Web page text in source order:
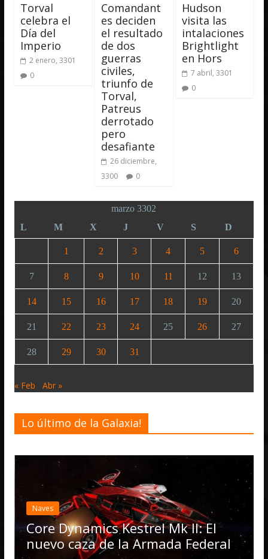
Torval
celebra el
Día del
Imperio
2 enero, 3301
0
Comandant
es deciden
el resultado
de dos
guerras
civiles,
triunfo de
Torval,
Patreus
derrotado
pero
desafiante
26 diciembre,
3300
0
Hudson
visita las
intalaciones
Brightlight
en Hors
7 abril, 3301
0
marzo 3302
L
M X J V S D
1 2 3 4 5 6
7 8 9 10 11 12 13
14 15 16 17 18 19 20
21 22 23 24 25 26 27
28 29 30 31
« Feb Abr »
Lo último de la Galaxia!
Kestrel Mk II: El
de la Armada Federal
Noticias
Elite
Operations,
numerosas